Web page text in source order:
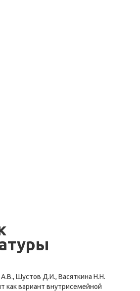
Шустов Д.И., Васяткина Н.Н.
как вариант внутрисемейной